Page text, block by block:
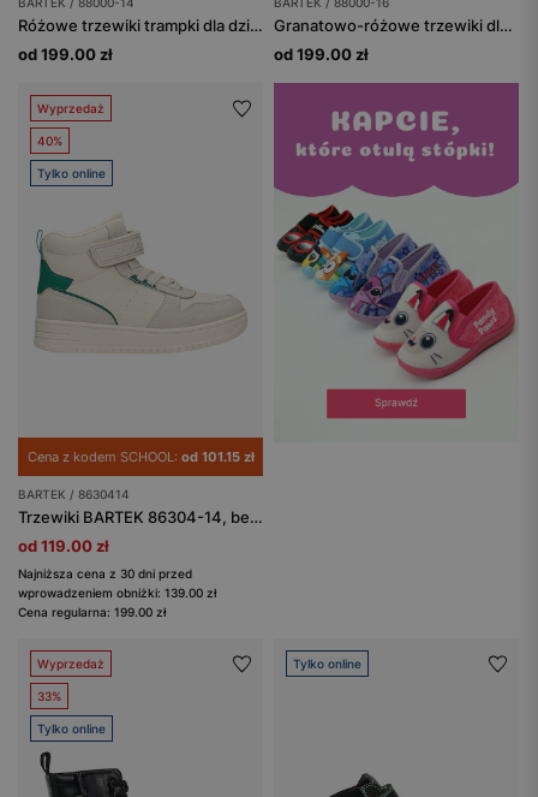
Różowe trzewiki trampki dla dziewczynki BARTEK 88000-14
od 199.00 zł
Granatowo-różowe trzewiki dla dziewczynki z mikrofibry i materiału tekstylnego BARTEK 88000-16
od 199.00 zł
Wyprzedaż
40%
Tylko online
Cena z kodem SCHOOL: od 101.15 zł
BARTEK / 8630414
Trzewiki BARTEK 86304-14, beżowo-zielony
od 119.00 zł
Najniższa cena z 30 dni przed
wprowadzeniem obniżki: 139.00 zł
Cena regularna: 199.00 zł
Wyprzedaż
33%
Tylko online
Tylko online